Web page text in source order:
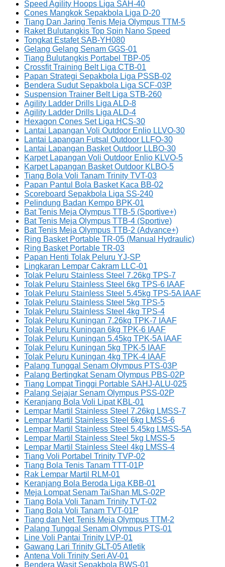
Speed Agility Hoops Liga SAH-40
Cones Mangkok Sepakbola Liga D-20
Tiang Dan Jaring Tenis Meja Olympus TTM-5
Raket Bulutangkis Top Spin Nano Speed
Tongkat Estafet SAB-YH080
Gelang Gelang Senam GGS-01
Tiang Bulutangkis Portabel TBP-05
Crossfit Training Belt Liga CTB-01
Papan Strategi Sepakbola Liga PSSB-02
Bendera Sudut Sepakbola Liga SCF-03P
Suspension Trainer Belt Liga STB-260
Agility Ladder Drills Liga ALD-8
Agility Ladder Drills Liga ALD-4
Hexagon Cones Set Liga HCS-30
Lantai Lapangan Voli Outdoor Enlio LLVO-30
Lantai Lapangan Futsal Outdoor LLFO-30
Lantai Lapangan Basket Outdoor LLBO-30
Karpet Lapangan Voli Outdoor Enlio KLVO-5
Karpet Lapangan Basket Outdoor KLBO-5
Tiang Bola Voli Tanam Trinity TVT-03
Papan Pantul Bola Basket Kaca BB-02
Scoreboard Sepakbola Liga SS-240
Pelindung Badan Kempo BPK-01
Bat Tenis Meja Olympus TTB-5 (Sportive+)
Bat Tenis Meja Olympus TTB-4 (Sportive)
Bat Tenis Meja Olympus TTB-2 (Advance+)
Ring Basket Portable TR-05 (Manual Hydraulic)
Ring Basket Portable TR-03
Papan Henti Tolak Peluru YJ-SP
Lingkaran Lempar Cakram LLC-01
Tolak Peluru Stainless Steel 7.26kg TPS-7
Tolak Peluru Stainless Steel 6kg TPS-6 IAAF
Tolak Peluru Stainless Steel 5.45kg TPS-5A IAAF
Tolak Peluru Stainless Steel 5kg TPS-5
Tolak Peluru Stainless Steel 4kg TPS-4
Tolak Peluru Kuningan 7.26kg TPK-7 IAAF
Tolak Peluru Kuningan 6kg TPK-6 IAAF
Tolak Peluru Kuningan 5.45kg TPK-5A IAAF
Tolak Peluru Kuningan 5kg TPK-5 IAAF
Tolak Peluru Kuningan 4kg TPK-4 IAAF
Palang Tunggal Senam Olympus PTS-03P
Palang Bertingkat Senam Olympus PBS-02P
Tiang Lompat Tinggi Portable SAHJ-ALU-025
Palang Sejajar Senam Olympus PSS-02P
Keranjang Bola Voli Lipat KBL-01
Lempar Martil Stainless Steel 7.26kg LMSS-7
Lempar Martil Stainless Steel 6kg LMSS-6
Lempar Martil Stainless Steel 5.45kg LMSS-5A
Lempar Martil Stainless Steel 5kg LMSS-5
Lempar Martil Stainless Steel 4kg LMSS-4
Tiang Voli Portabel Trinity TVP-02
Tiang Bola Tenis Tanam TTT-01P
Rak Lempar Martil RLM-01
Keranjang Bola Beroda Liga KBB-01
Meja Lompat Senam TaiShan MLS-02P
Tiang Bola Voli Tanam Trinity TVT-02
Tiang Bola Voli Tanam TVT-01P
Tiang dan Net Tenis Meja Olympus TTM-2
Palang Tunggal Senam Olympus PTS-01
Line Voli Pantai Trinity LVP-01
Gawang Lari Trinity GLT-05 Atletik
Antena Voli Trinity Seri AV-01
Bendera Wasit Sepakbola BWS-01